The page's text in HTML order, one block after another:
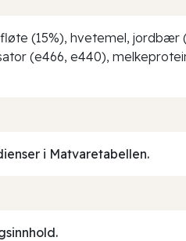
(15%), hvetemel, jordbær
(e466, e440),
i Matvaretabellen.